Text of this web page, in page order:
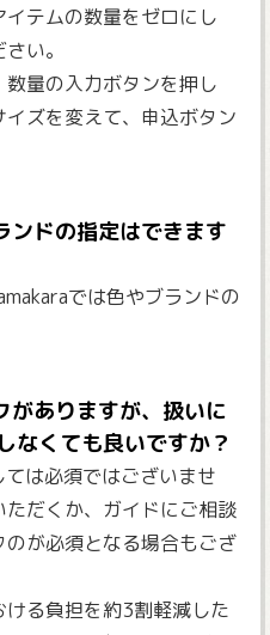
テムの数量をゼロにし
い。
量の入力ボタンを押し
ズを変えて、申込ボタン
ンドの指定はできます
では色やブランドの
がありますが、扱いに
なくても良いですか？
は必須ではございませ
だくか、ガイドにご相談
が必須となる場合もござ
る負担を約3割軽減した